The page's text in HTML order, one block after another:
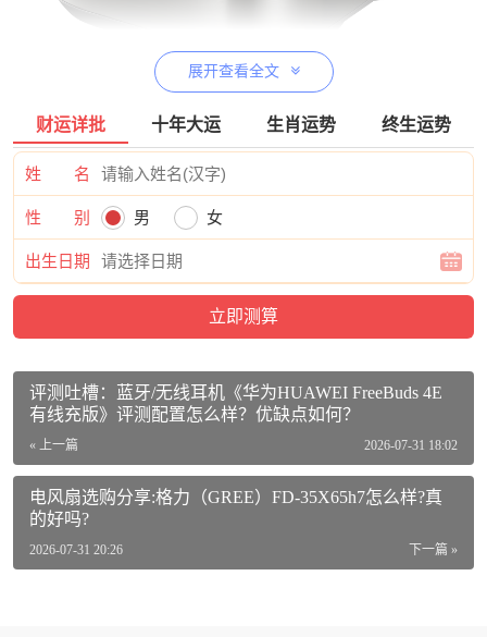
美的MB-CFB4081H价格参考：
美的（Midea）活米鲜香IH智能电饭煲Pro电饭锅家用4L钛金
鼎釜九曲焖香WIFI智控蒸米饭锅MB-CFB4081H（3-8人）活
动到手价格1169元【查看最近优惠活动】
美的MB-CFB4081H参数：
商品编号：100044058913
商品毛重：6.07kg
商品产地：中国大陆
操控方式：触控式
容量：3.1-4L
展开查看全文
财运详批 十年大运 生肖运势 终生运势
姓 名
性 别 男 女
出生日期
评测吐槽：蓝牙/无线耳机《华为HUAWEI FreeBuds 4E
有线充版》评测配置怎么样？优缺点如何？
« 上一篇 2026-07-31 18:02
电风扇选购分享:格力（GREE）FD-35X65h7怎么样?真
的好吗?
下一篇 »
2026-07-31 20:26